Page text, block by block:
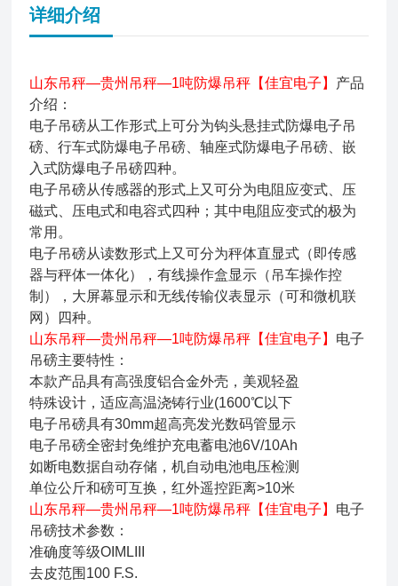
详细介绍
山东吊秤—贵州吊秤—1吨防爆吊秤【佳宜电子】 产品
介绍：
电子吊磅从工作形式上可分为钩头悬挂式防爆电子吊
磅、行车式防爆电子吊磅、轴座式防爆电子吊磅、嵌
入式防爆电子吊磅四种。
电子吊磅从传感器的形式上又可分为电阻应变式、压
磁式、压电式和电容式四种；其中电阻应变式的极为
常用。
电子吊磅从读数形式上又可分为秤体直显式（即传感
器与秤体一体化），有线操作盒显示（吊车操作控
制），大屏幕显示和无线传输仪表显示（可和微机联
网）四种。
山东吊秤—贵州吊秤—1吨防爆吊秤【佳宜电子】 电子
吊磅主要特性：
本款产品具有高强度铝合金外壳，美观轻盈
特殊设计，适应高温浇铸行业(1600℃以下
电子吊磅具有30mm超高亮发光数码管显示
电子吊磅全密封免维护充电蓄电池6V/10Ah
如断电数据自动存储，机自动电池电压检测
单位公斤和磅可互换，红外遥控距离>10米
山东吊秤—贵州吊秤—1吨防爆吊秤【佳宜电子】 电子
吊磅技术参数：
准确度等级OIMLIII
去皮范围100 F.S.